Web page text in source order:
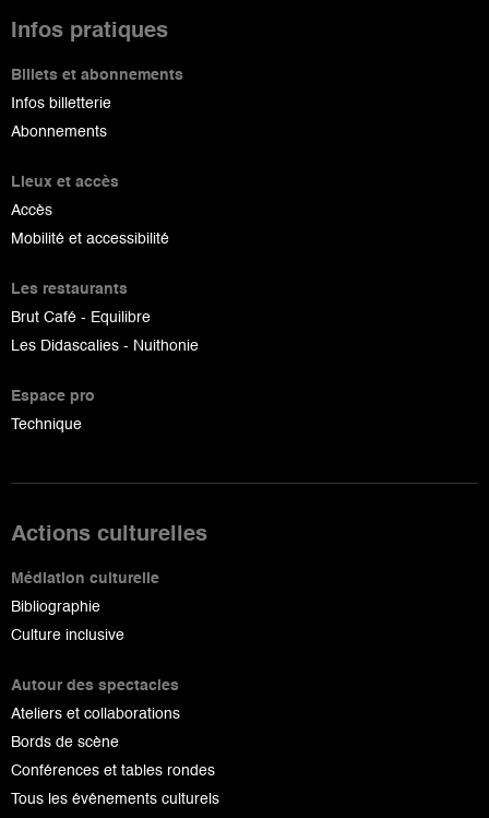
Infos pratiques
Billets et abonnements
Infos billetterie
Abonnements
Lieux et accès
Accès
Mobilité et accessibilité
Les restaurants
Brut Café - Equilibre
Les Didascalies - Nuithonie
Espace pro
Technique
Actions culturelles
Médiation culturelle
Bibliographie
Culture inclusive
Autour des spectacles
Ateliers et collaborations
Bords de scène
Conférences et tables rondes
Tous les événements culturels